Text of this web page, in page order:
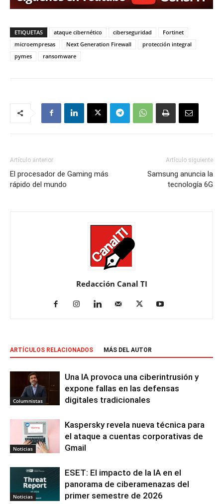
ETIQUETAS ataque cibernético ciberseguridad
Fortinet
microempresas
Next Generation Firewall
protección integral
pymes
ransomware
Artículo anterior
El procesador de Gaming más
rápido del mundo
Artículo siguiente
Samsung anuncia la
tecnología 6G
Redacción Canal TI
ARTÍCULOS RELACIONADOS MÁS DEL AUTOR
Columnistas
Una IA provoca una ciberintrusión y
expone fallas en las defensas
digitales tradicionales
Noticias
Kaspersky revela nueva técnica para
el ataque a cuentas corporativas de
Gmail
Noticias
ESET: El impacto de la IA en el
panorama de ciberamenazas del
primer semestre de 2026